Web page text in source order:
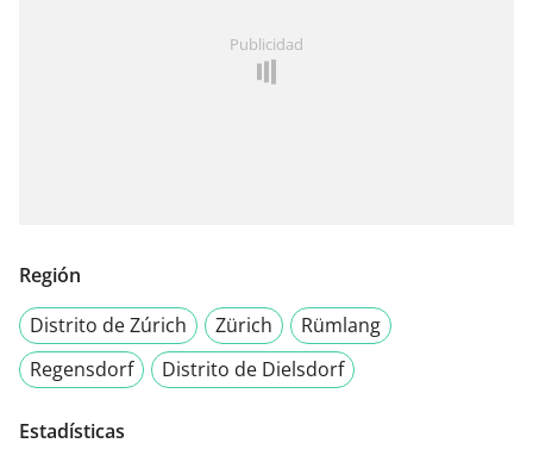
Publicidad
Región
Distrito de Zúrich
Zürich
Rümlang
Regensdorf
Distrito de Dielsdorf
Estadísticas